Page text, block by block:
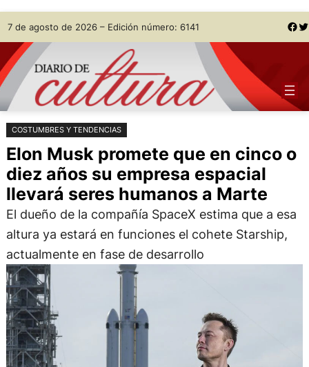
Saltar
al
contenido
Skip
to
content
7 de agosto de 2026 – Edición número: 6141 Facebook Twitter
COSTUMBRES Y TENDENCIAS
Elon Musk promete que en cinco o
diez años su empresa espacial
llevará seres humanos a Marte
El dueño de la compañía SpaceX estima que a esa
altura ya estará en funciones el cohete Starship,
actualmente en fase de desarrollo